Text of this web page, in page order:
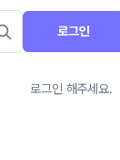
로그인
로그인 해주세요.